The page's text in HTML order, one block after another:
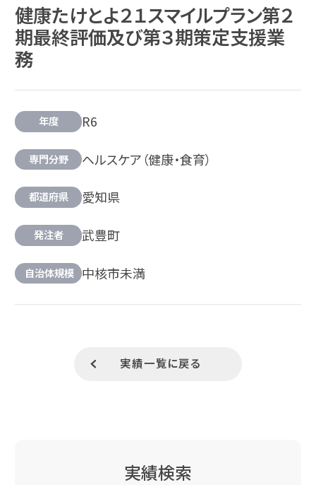
健康たけとよ２１スマイルプラン第２
期最終評価及び第３期策定支援業
務
年度 R6
専門分野 ヘルスケア（健康・食育）
都道府県 愛知県
発注者 武豊町
自治体規模 中核市未満
実績一覧に戻る
実績検索